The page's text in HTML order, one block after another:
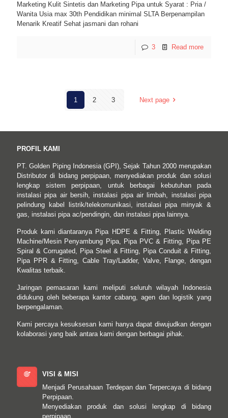
Marketing Kulit Sintetis dan Marketing Pipa untuk Syarat : Pria /
Wanita Usia max 30th Pendidikan minimal SLTA Berpenampilan
Menarik Kreatif Sehat jasmani dan rohani
3 Read more
1 2 3 Next page
PROFIL KAMI
PT. Golden Piping Indonesia (GPI), Sejak Tahun 2000 merupakan
Distributor di bidang perpipaan, menyediakan produk dan solusi
lengkap sistem perpipaan, untuk berbagai kebutuhan pada
instalasi pipa air bersih, instalasi pipa air limbah, instalasi pipa
pelindung kabel listrik/telekomunikasi, instalasi pipa minyak &
gas, instalasi pipa ac/pendingin, dan instalasi pipa lainnya.
Produk kami diantaranya Pipa HDPE & Fitting, Plastic Welding
Machine/Mesin Penyambung Pipa, Pipa PVC & Fitting, Pipa PE
Spiral & Corrugated, Pipa Steel & Fitting, Pipa Conduit & Fitting,
Pipa PPR & Fitting, Cable Tray/Ladder, Valve, Flange, dengan
Kwalitas terbaik.
Jaringan pemasaran kami meliputi seluruh wilayah Indonesia
didukung oleh beberapa kantor cabang, agen dan logistik yang
berpengalaman.
Kami percaya kesuksesan kami hanya dapat diwujudkan dengan
kolaborasi yang baik antara kami dengan berbagai pihak.
VISI & MISI
Menjadi Perusahaan Terdepan dan Terpercaya di bidang
Perpipaan.
Menyediakan produk dan solusi lengkap di bidang
perpipaan.